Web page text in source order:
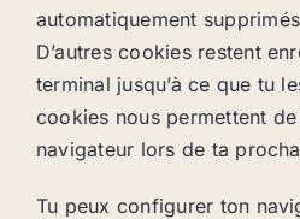
automatiquement
D’autres cookies restent
terminal jusqu’à ce que tu
cookies nous permettent
navigateur lors de ta
Tu peux configurer ton